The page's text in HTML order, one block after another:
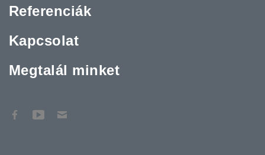
Referenciák
Kapcsolat
Megtalál minket